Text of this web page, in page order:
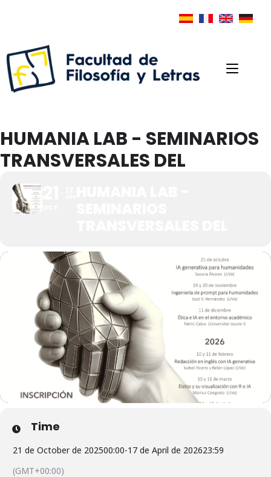
HUMANIA LAB - SEMINARIOS
TRANSVERSALES DEL
Time
21 de October de 202500:00-17 de April de 202623:59
(GMT+00:00)